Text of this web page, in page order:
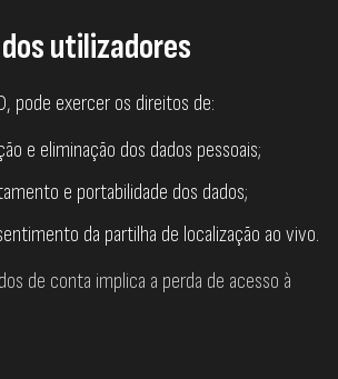
utilizadores
pode exercer os direitos de:
e eliminação dos dados pessoais;
e portabilidade dos dados;
da partilha de localização ao vivo.
de conta implica a perda de acesso à